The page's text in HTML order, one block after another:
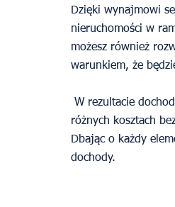
Dzięki wynajmowi
nieruchomości w
możesz również
warunkiem, że
różnych kosztach
Dbając o każdy
dochody.